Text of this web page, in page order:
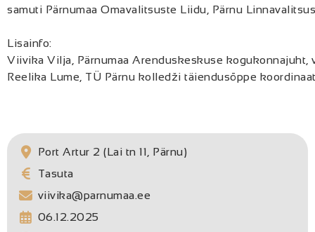
samuti Pärnumaa Omavalitsuste Liidu, Pärnu
Lisainfo:
Viivika Vilja, Pärnumaa Arenduskeskuse kogukonnajuht,
Reelika Lume, TÜ Pärnu kolledži täiendusõppe
Port Artur 2 (Lai tn 11, Pärnu)
Tasuta
viivika@parnumaa.ee
06.12.2025